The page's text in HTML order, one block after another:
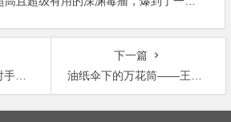
箭齐发!
下一篇
油纸伞下的万花筒——王者荣耀公孙离破冰攻略